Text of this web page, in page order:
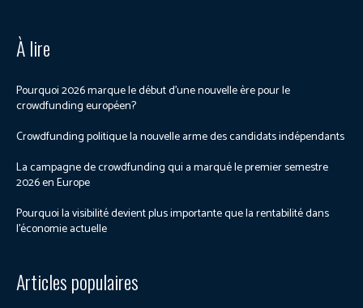
À lire
Pourquoi 2026 marque le début d’une nouvelle ère pour le
crowdfunding européen?
Crowdfunding politique la nouvelle arme des candidats indépendants
La campagne de crowdfunding qui a marqué le premier semestre
2026 en Europe
Pourquoi la visibilité devient plus importante que la rentabilité dans
l’économie actuelle
Articles populaires